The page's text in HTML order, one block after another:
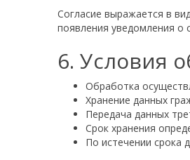
Согласие выражается в
появления уведомления о
6. Условия
Обработка
Хранение данных
Передача данных
Срок хранения
По истечении срока